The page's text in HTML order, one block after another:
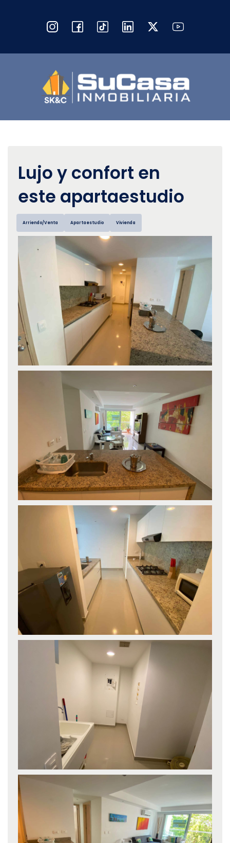
Lujo y confort en
este apartaestudio
Arriendo/Venta Apartaestudio Vivienda